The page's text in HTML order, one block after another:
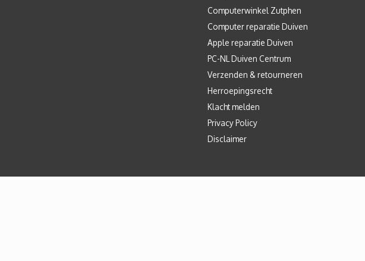
Computerwinkel Zutphen
Computer reparatie Duiven
Apple reparatie Duiven
PC-NL Duiven Centrum
Verzenden & retourneren
Herroepingsrecht
Klacht melden
Privacy Policy
Disclaimer